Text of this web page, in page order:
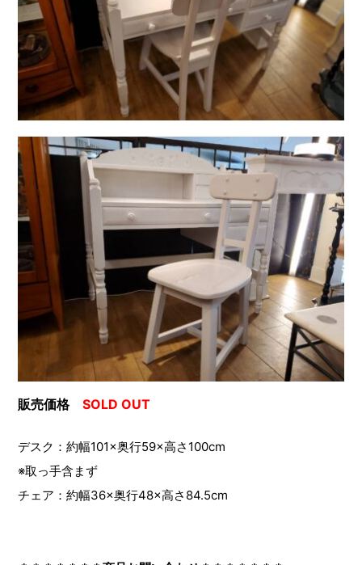
販売価格SOLD OUT
デスク：約幅101×奥行59×高さ100cm
※取っ手含まず
チェア：約幅36×奥行48×高さ84.5cm